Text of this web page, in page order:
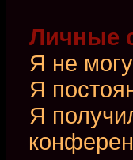
Личные
Я не
Я
Я